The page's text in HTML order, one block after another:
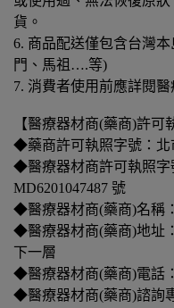
貨。
6. 商品配送僅包含台灣
門、馬祖….等)
7. 消費者使用前應詳閱醫
【醫療器材商(藥商)許可
◆藥商許可執照字號：北
◆醫療器材商許可執照字
MD6201047487 號
◆醫療器材商(藥商)名稱
◆醫療器材商(藥商)地址
下一層
◆醫療器材商(藥商)電話
◆醫療器材商(藥商)諮詢